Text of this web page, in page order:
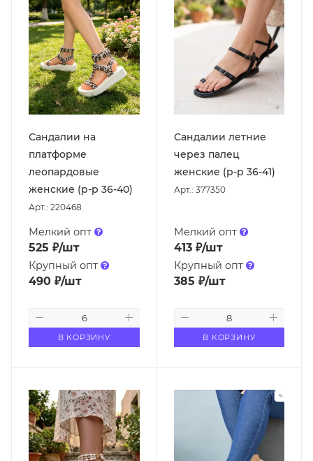
Сандалии на
платформе
леопардовые
женские (р-р 36-40)
Арт.: 220468
Мелкий опт
525 ₽/шт
Крупный опт
490 ₽/шт
В КОРЗИНУ
Сандалии летние
через палец
женские (р-р 36-41)
Арт.: 377350
Мелкий опт
413₽/шт
Крупный опт
385 ₽/шт
В КОРЗИНУ